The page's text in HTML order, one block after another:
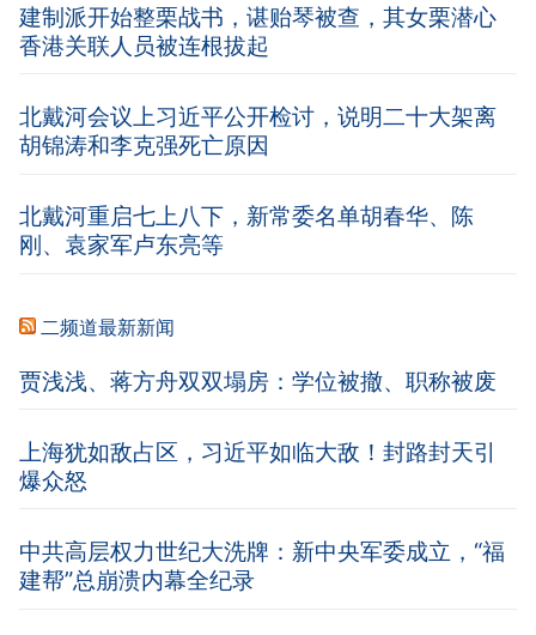
建制派开始整栗战书，谌贻琴被查，其女栗潜心
香港关联人员被连根拔起
北戴河会议上习近平公开检讨，说明二十大架离
胡锦涛和李克强死亡原因
北戴河重启七上八下，新常委名单胡春华、陈
刚、袁家军卢东亮等
二频道最新新闻
贾浅浅、蒋方舟双双塌房：学位被撤、职称被废
上海犹如敌占区，习近平如临大敌！封路封天引
爆众怒
中共高层权力世纪大洗牌：新中央军委成立，“福
建帮”总崩溃内幕全纪录